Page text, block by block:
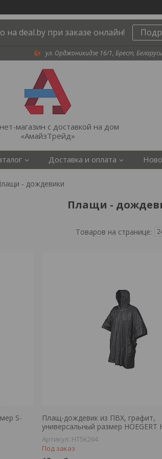
на deal.by при заказе онлайн!
ул. Орджоникидзе 16/1, Брест, Беларусь
магазин с доставкой на дом
«АмайзТрейд»
Доставка и оплата
- дождевики
Плащи -
S-
Плащ-дождевик из ПВХ, графит,
универсальный размер HOEGERT
HT5K264
Под заказ